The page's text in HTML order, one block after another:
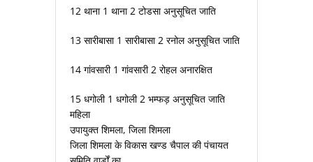
12 थाना 1 थाना 2 टोडसा अनुसूचित जाति
13 सारीबासा 1 सारीबासा 2 रनोल अनुसूचित जाति
14 गांवसारी 1 गांवसारी 2 रोहल अनारक्षित
15 धगोली 1 धगोली 2 भम्फड़ अनुसूचित जाति
महिला
उपायुक्त शिमला, जिला शिमला
जिला शिमला के विकास खण्ड चैपाल की पंचायत